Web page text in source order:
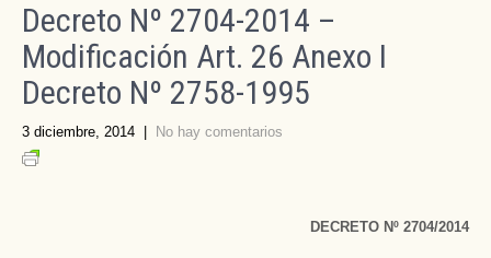
Decreto Nº 2704-2014 –
Modificación Art. 26 Anexo I
Decreto Nº 2758-1995
3 diciembre, 2014 No hay comentarios
DECRETO Nº 2704/2014